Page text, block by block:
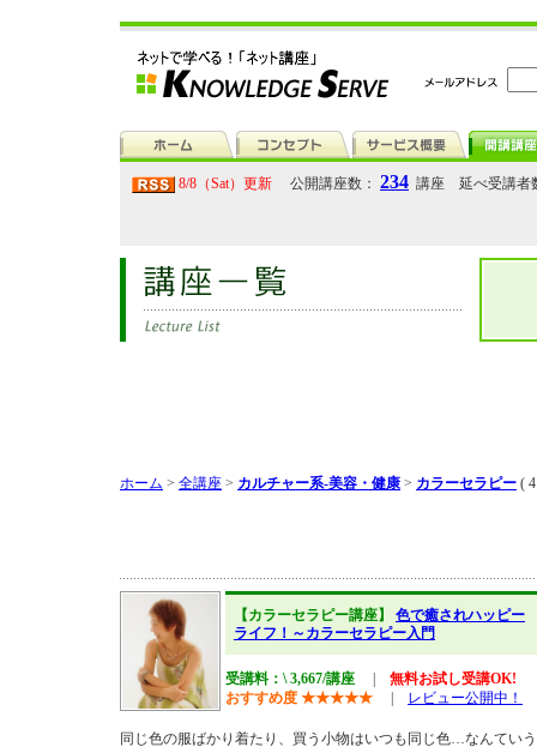
8/8（Sat）更新 公開講座数： 234 講座 延べ受講者
ホーム > 全講座 > カルチャー系-美容・健康 > カラーセラピー (
【カラーセラピー講座】 色で癒されハッピー
ライフ！～カラーセラピー入門
受講料：\ 3,667/講座
無料お試し受講OK!
おすすめ度 ★★★★★ レビュー公開中！
同じ色の服ばかり着たり、買う小物はいつも同じ色…なんていう